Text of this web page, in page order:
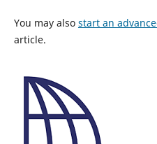
You may also start an
article.